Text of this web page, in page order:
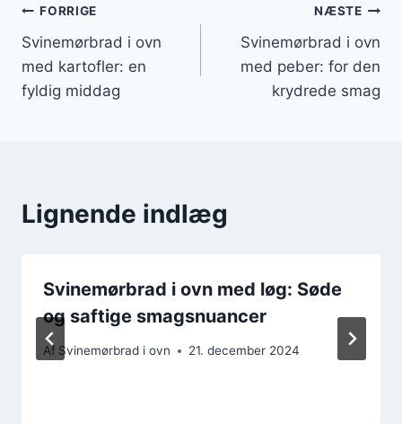
Indlægsnavigation
FORRIGE
Svinemørbrad i ovn
med kartofler: en
fyldig middag
NÆSTE
Svinemørbrad i ovn
med peber: for den
krydrede smag
Lignende indlæg
Svinemørbrad i ovn med løg: Søde
og saftige smagsnuancer
Af Svinemørbrad i ovn 21. december 2024